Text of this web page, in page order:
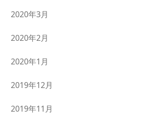
2020年3月
2020年2月
2020年1月
2019年12月
2019年11月